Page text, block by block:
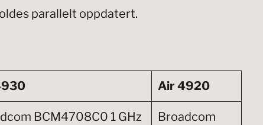
parallelt oppdatert.
Air 4920
BCM4708C0 1 GHz
Broadcom